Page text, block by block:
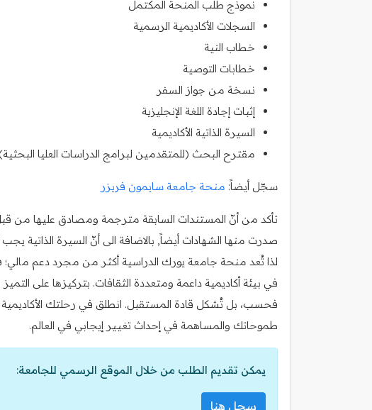
نموذج طلب المنحة المكتمل
السجلات الأكاديمية الرسمية
خطاب النية
خطابات التوصية
نسخة من جواز السفر
إثبات إجادة اللغة الإنجليزية
السيرة الذاتية الأكاديمية
مقترح البحث (للمتقدمين لبرامج الدراسات العليا البحثية)
سجّل أيضاً: منحة جامعة سايمون فريزر
تأكد من أنّ المستندات السابقة مترجمة ومصادق عليها من قبل
صدرت منها الشهادات أيضاً, بالاضافة الى أنّ السيرة الذاتية
لذا تُعد منحة جامعة يورك الدراسية أكثر من مجرد دعم
في بيئة أكاديمية داعمة ومتعددة الثقافات. بتركيزها على التميز
فحسب، بل تُشكل قادة المستقبل. انطلق في رحلتك
طموحاتك والمساهمة في إحداث تغيير إيجابي في العالم.
يمكن تقديم الطلب من خلال الموقع الرسمي للجامعة:
سجل هنا